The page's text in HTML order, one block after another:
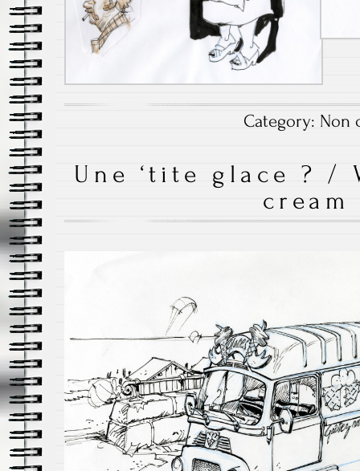
Category: Non
Une ‘tite glace ? /
cream